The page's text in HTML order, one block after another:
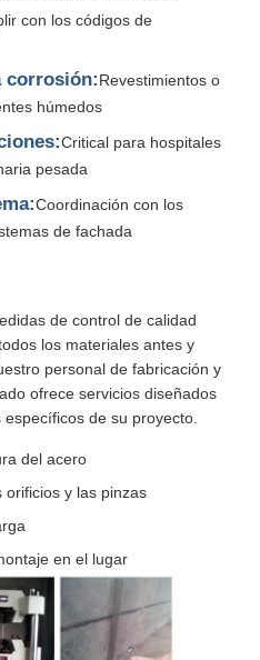
con los códigos de
corrosión:Revestimientos o
húmedos
Critical para hospitales
pesada
Coordinación con los
de fachada
de control de calidad
los materiales antes y
personal de fabricación y
ofrece servicios diseñados
de su proyecto.
del acero
orificios y las pinzas
en el lugar